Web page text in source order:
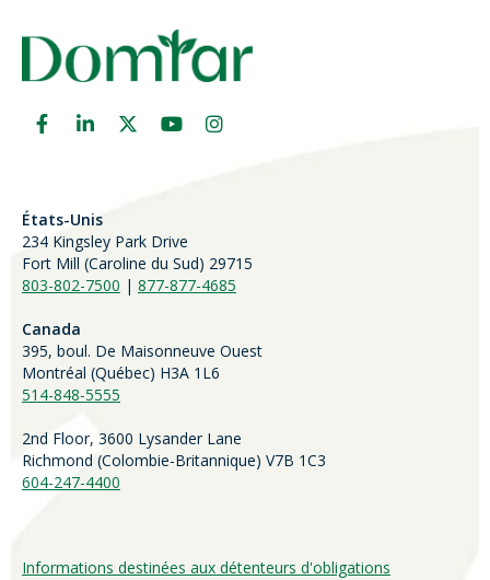
États-Unis
234 Kingsley Park Drive
Fort Mill (Caroline du Sud) 29715
803-802-7500 | 877-877-4685
Canada
395, boul. De Maisonneuve Ouest
Montréal (Québec) H3A 1L6
514-848-5555
2nd Floor, 3600 Lysander Lane
Richmond (Colombie-Britannique) V7B 1C3
604-247-4400
Informations destinées aux détenteurs d'obligations